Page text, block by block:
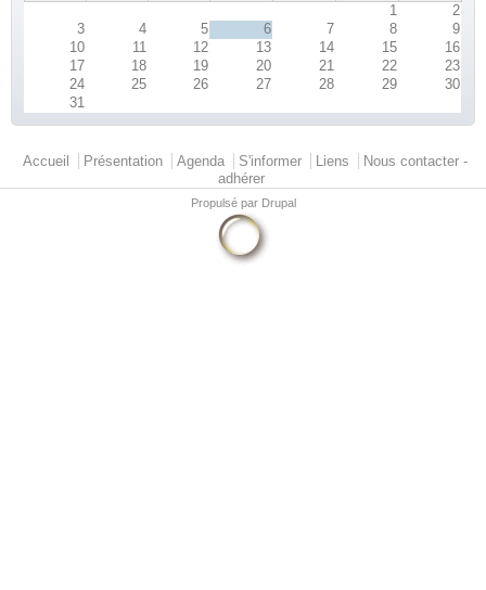
1
2
3
4 5 6 7 8
9
10
11 12 13 14 15
16
17
18 19 20 21 22
23
24
25 26 27 28 29
30
31
Menu principal
Accueil Présentation Agenda S'informer Liens
Nous contacter -
adhérer
Propulsé par Drupal